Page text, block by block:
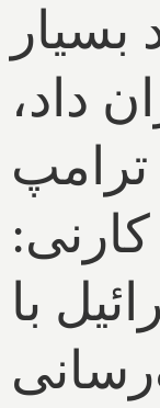
بسیار
داد،
ترامپ
با